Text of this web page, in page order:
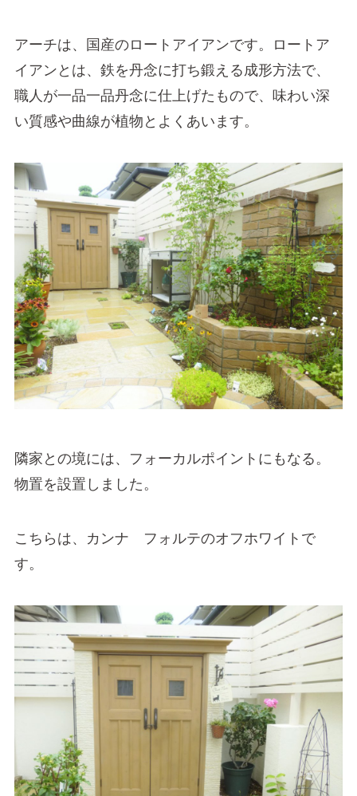
アーチは、国産のロートアイアンです。ロートア
イアンとは、鉄を丹念に打ち鍛える成形方法で、
職人が一品一品丹念に仕上げたもので、味わい深
い質感や曲線が植物とよくあいます。
隣家との境には、フォーカルポイントにもなる。
物置を設置しました。
こちらは、カンナ フォルテのオフホワイトで
す。